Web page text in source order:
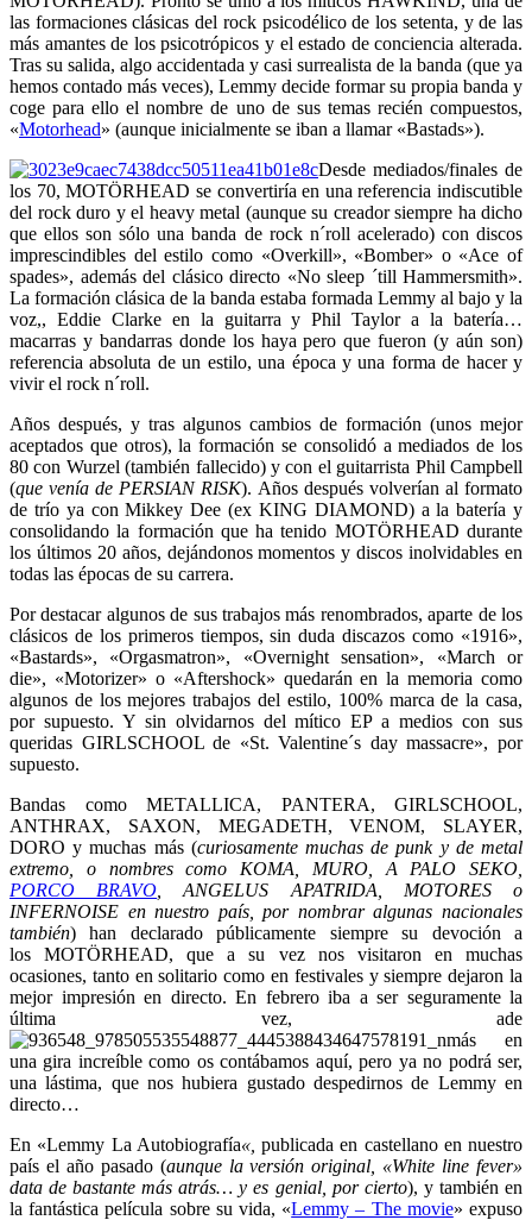
las formaciones clásicas del rock psicodélico de los setenta, y de las
más amantes de los psicotrópicos y el estado de conciencia alterada.
Tras su salida, algo accidentada y casi surrealista de la banda (que ya
hemos contado más veces), Lemmy decide formar su propia banda y
coge para ello el nombre de uno de sus temas recién compuestos,
«Motorhead» (aunque inicialmente se iban a llamar «Bastads»).
Desde mediados/finales de
los 70, MOTÖRHEAD se convertiría en una referencia indiscutible
del rock duro y el heavy metal (aunque su creador siempre ha dicho
que ellos son sólo una banda de rock n´roll acelerado) con discos
imprescindibles del estilo como «Overkill», «Bomber» o «Ace of
spades», además del clásico directo «No sleep ´till Hammersmith».
La formación clásica de la banda estaba formada Lemmy al bajo y la
voz,, Eddie Clarke en la guitarra y Phil Taylor a la batería…
macarras y bandarras donde los haya pero que fueron (y aún son)
referencia absoluta de un estilo, una época y una forma de hacer y
vivir el rock n´roll.
Años después, y tras algunos cambios de formación (unos mejor
aceptados que otros), la formación se consolidó a mediados de los
80 con Wurzel (también fallecido) y con el guitarrista Phil Campbell
(que venía de PERSIAN RISK). Años después volverían al formato
de trío ya con Mikkey Dee (ex KING DIAMOND) a la batería y
consolidando la formación que ha tenido MOTÖRHEAD durante
los últimos 20 años, dejándonos momentos y discos inolvidables en
todas las épocas de su carrera.
Por destacar algunos de sus trabajos más renombrados, aparte de los
clásicos de los primeros tiempos, sin duda discazos como «1916»,
«Bastards», «Orgasmatron», «Overnight sensation», «March or
die», «Motorizer» o «Aftershock» quedarán en la memoria como
algunos de los mejores trabajos del estilo, 100% marca de la casa,
por supuesto. Y sin olvidarnos del mítico EP a medios con sus
queridas GIRLSCHOOL de «St. Valentine´s day massacre», por
supuesto.
Bandas como METALLICA, PANTERA, GIRLSCHOOL,
ANTHRAX, SAXON, MEGADETH, VENOM, SLAYER,
DORO y muchas más (curiosamente muchas de punk y de metal
extremo, o nombres como KOMA, MURO, A PALO SEKO,
PORCO BRAVO , ANGELUS APATRIDA, MOTORES o
INFERNOISE en nuestro país, por nombrar algunas nacionales
también) han declarado públicamente siempre su devoción a
los MOTÖRHEAD, que a su vez nos visitaron en muchas
ocasiones, tanto en solitario como en festivales y siempre dejaron la
mejor impresión en directo. En febrero iba a ser seguramente la
última vez, ade
más en
una gira increíble como os contábamos aquí, pero ya no podrá ser,
una lástima, que nos hubiera gustado despedirnos de Lemmy en
directo…
En «Lemmy La Autobiografía«, publicada en castellano en nuestro
país el año pasado (aunque la versión original, «White line fever»
data de bastante más atrás… y es genial, por cierto), y también en
la fantástica película sobre su vida, «Lemmy – The movie» expuso